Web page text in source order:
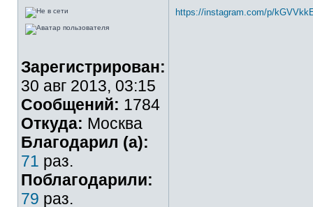
Зарегистрирован:
30 авг 2013, 03:15
Сообщений: 1784
Откуда: Москва
Благодарил (а):
71 раз.
Поблагодарили:
79 раз.
https://instagram.com/p/